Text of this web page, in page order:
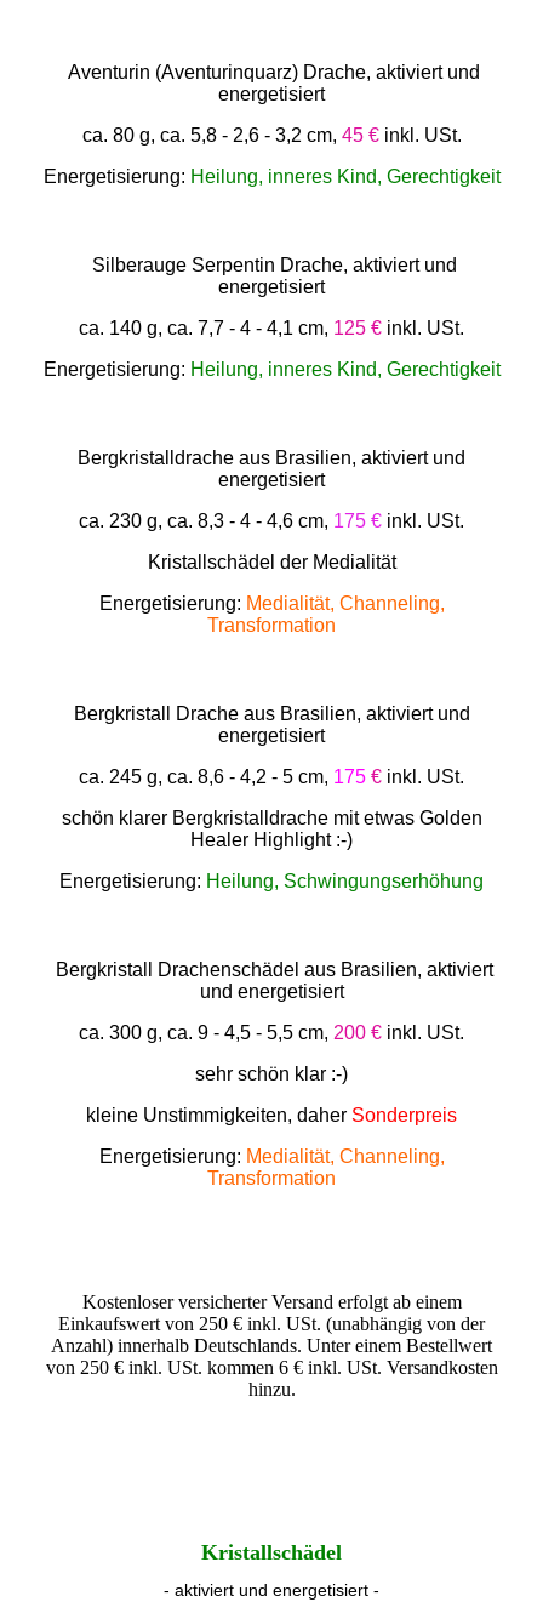
Aventurin (Aventurinquarz) Drache, aktiviert und
energetisiert
ca. 80 g, ca. 5,8 - 2,6 - 3,2 cm, 45 €inkl. USt.
Energetisierung: Heilung, inneres Kind, Gerechtigkeit
Silberauge Serpentin Drache, aktiviert und
energetisiert
ca. 140 g, ca. 7,7 - 4 - 4,1 cm, 125 € inkl. USt.
Energetisierung: Heilung, inneres Kind, Gerechtigkeit
Bergkristalldrache aus Brasilien, aktiviert und
energetisiert
ca. 230 g, ca. 8,3 - 4 - 4,6 cm, 175 € inkl. USt.
Kristallschädel der Medialität
Energetisierung: Medialität, Channeling,
Transformation
Bergkristall Drache aus Brasilien, aktiviert und
energetisiert
ca. 245 g, ca. 8,6 - 4,2 - 5 cm, 175 € inkl. USt.
schön klarer Bergkristalldrache mit etwas Golden
Healer Highlight :-)
Energetisierung: Heilung, Schwingungserhöhung
Bergkristall Drachenschädel aus Brasilien, aktiviert
und energetisiert
ca. 300 g, ca. 9 - 4,5 - 5,5 cm, 200 € inkl. USt.
sehr schön klar :-)
kleine Unstimmigkeiten, daher Sonderpreis
Energetisierung: Medialität, Channeling,
Transformation
Kostenloser versicherter Versand erfolgt ab einem
Einkaufswert von 250 € inkl. USt. (unabhängig von der
Anzahl) innerhalb Deutschlands. Unter einem Bestellwert
von 250 € inkl. USt. kommen 6 € inkl. USt. Versandkosten
hinzu.
Kristallschädel
- aktiviert und energetisiert -